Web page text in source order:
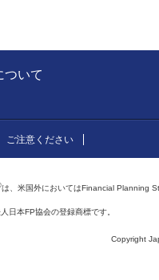
ついて
ご注意ください
は、米国外においてはFinancial Planning
日本FP協会の登録商標です。
Copyright